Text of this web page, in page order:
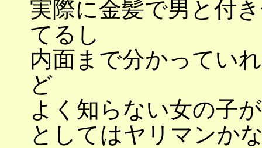
実際に金髪で男と付
てるし
内面まで分かってい
ど
よく知らない女の子
としてはヤリマンか